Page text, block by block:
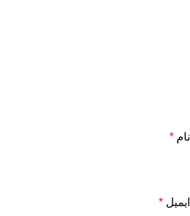
نام *
ایمیل *